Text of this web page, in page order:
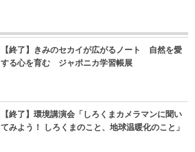
【終了】きみのセカイが広がるノート 自然を愛
する心を育む ジャポニカ学習帳展
【終了】環境講演会「しろくまカメラマンに聞い
てみよう！ しろくまのこと、地球温暖化のこと」